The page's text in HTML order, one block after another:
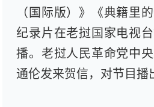
（国际版）》《典籍里
纪录片在老挝国家电视
播。老挝人民革命党中
通伦发来贺信，对节目播